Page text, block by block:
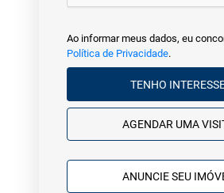
Ao informar meus dados, eu
Política de Privacidade.
TENHO
AGENDAR UMA
ANUNCIE SEU